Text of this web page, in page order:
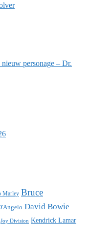
personage – Dr.
Marley Bruce
David Bowie
Joy Division Kendrick Lamar